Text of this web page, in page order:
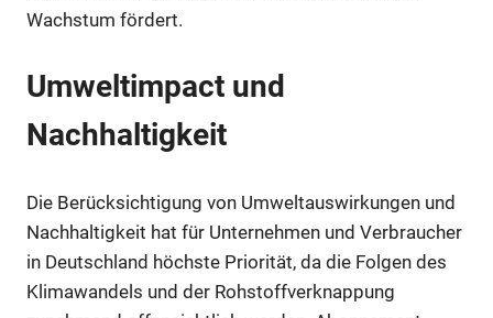
Wachstum fördert.
Umweltimpact und
Nachhaltigkeit
Die Berücksichtigung von Umweltauswirkungen und
Nachhaltigkeit hat für Unternehmen und Verbraucher
in Deutschland höchste Priorität, da die Folgen des
Klimawandels und der Rohstoffverknappung